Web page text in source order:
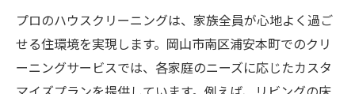
プロのハウスクリーニングは、家族全員が心地よく過ご
せる住環境を実現します。岡山市南区浦安本町でのクリ
ーニングサービスでは、各家庭のニーズに応じたカスタ